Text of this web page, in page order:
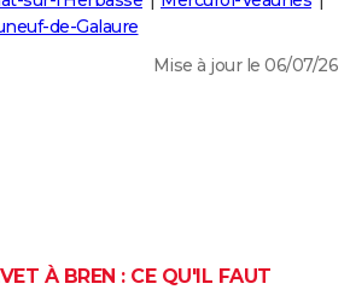
de-Galaure
Mise à jour le 06/07/26
À BREN : CE QU'IL FAUT